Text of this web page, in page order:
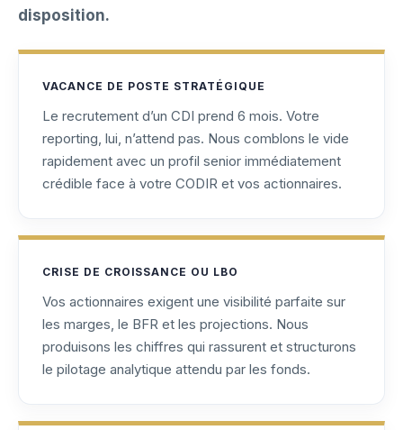
disposition.
VACANCE DE POSTE STRATÉGIQUE
Le recrutement d’un CDI prend 6 mois. Votre
reporting, lui, n’attend pas. Nous comblons le vide
rapidement avec un profil senior immédiatement
crédible face à votre CODIR et vos actionnaires.
CRISE DE CROISSANCE OU LBO
Vos actionnaires exigent une visibilité parfaite sur
les marges, le BFR et les projections. Nous
produisons les chiffres qui rassurent et structurons
le pilotage analytique attendu par les fonds.